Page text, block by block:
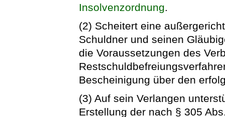
Insolvenzordnung.
(2) Scheitert eine
Schuldner und seinen
die Voraussetzungen des
Bescheinigung über den
(3) Auf sein Verlangen
Erstellung der nach § 305